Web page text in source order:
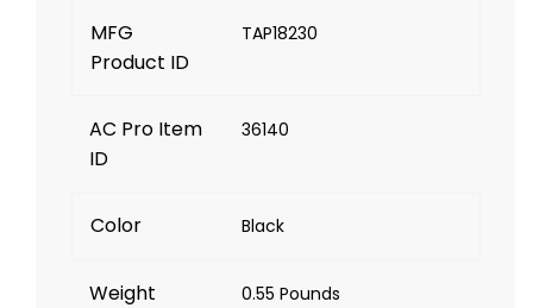
MFG
Product ID
TAP18230
AC Pro Item
ID
36140
Color Black
Weight 0.55 Pounds